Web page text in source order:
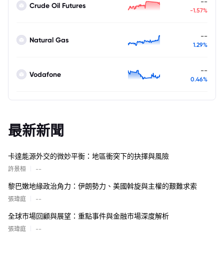
Crude Oil Futures
-1.57%
Natural Gas --
1.29%
Vodafone --
0.46%
最新新聞
卡達能源外交的微妙平衡：地區衝突下的抉擇與風險
許景桓 --
黎巴嫩地緣政治角力：伊朗勢力、美國斡旋與主權的艱難求索
張瑋庭 --
全球市場回顧與展望：重點事件與金融市場深度解析
張瑋庭 --